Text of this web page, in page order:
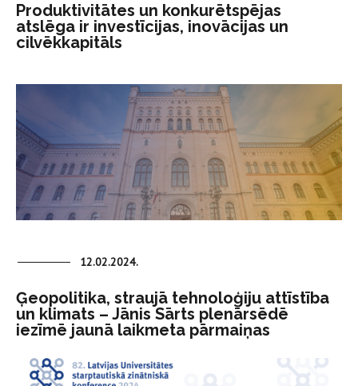
Produktivitātes un konkurētspējas
atslēga ir investīcijas, inovācijas un
cilvēkkapitāls
12.02.2024.
Ģeopolitika, straujā tehnoloģiju attīstība
un klimats – Jānis Sārts plenārsēdē
iezīmē jaunā laikmeta pārmaiņas